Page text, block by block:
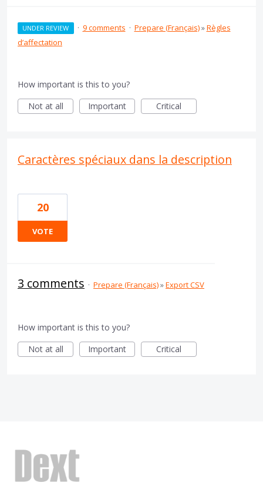
UNDER REVIEW · 9 comments · Prepare (Français)»Règles
d’affectation
How important is this to you?
Not at all
Important Critical
Caractères spéciaux dans la description
20
VOTE
3 comments · Prepare (Français)»Export CSV
How important is this to you?
Not at all
Important Critical